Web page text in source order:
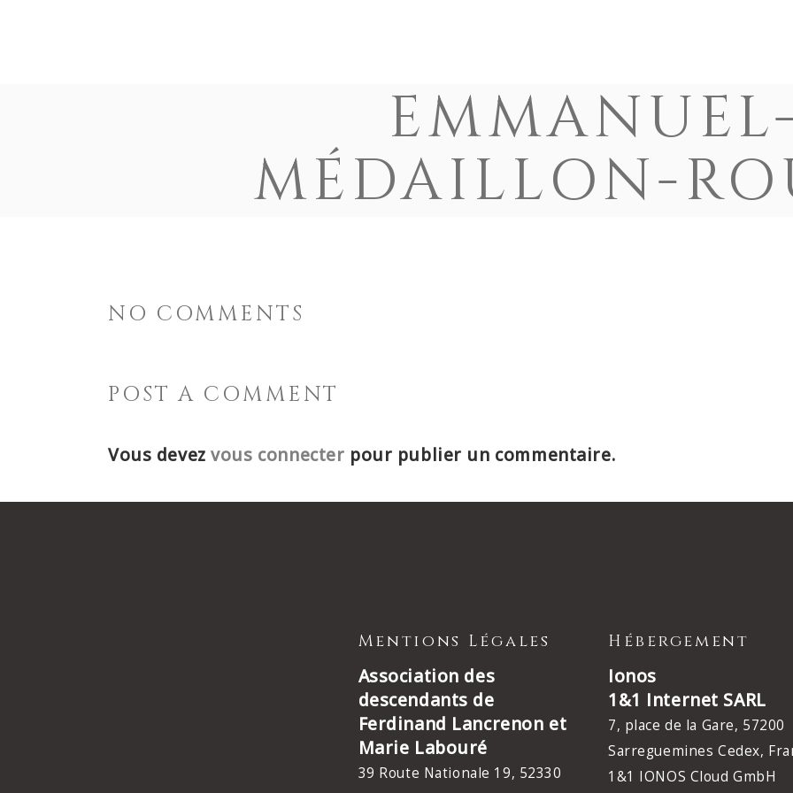
MÉDAILLON-
NO COMMENTS
POST A COMMENT
Vous devezvous connecter pour publier un commentaire.
Mentions Légales
Association des
descendants de
Ferdinand Lancrenon et
Marie Labouré
39 Route Nationale 19, 52330
Hébergement
Ionos
1&1 Internet SARL
7, place de la Gare, 57200
Sarreguemines Cedex,
1&1 IONOS Cloud GmbH